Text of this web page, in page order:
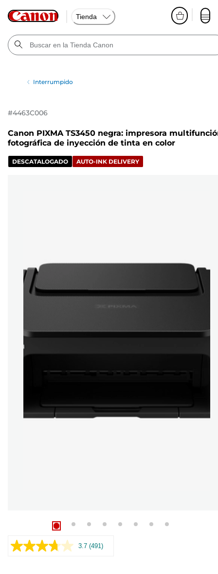
Tienda
Interrumpido
#4463C006
Canon PIXMA TS3450 negra: impresora
fotográfica de inyección de tinta en color
DESCATALOGADO AUTO-INK DELIVERY
3.7 Leer
(491)